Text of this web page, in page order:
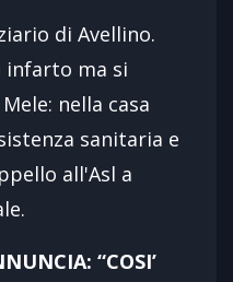
di Avellino.
infarto ma si
nella casa
sanitaria e
all'Asl a
“COSI’